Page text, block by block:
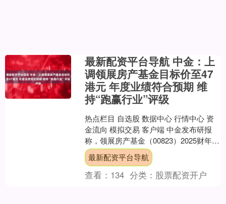
最新配资平台导航 中金：上
调领展房产基金目标价至47
港元 年度业绩符合预期 维
持“跑赢行业”评级
热点栏目 自选股 数据中心 行情中心 资
金流向 模拟交易 客户端 中金发布研报
称，领展房产基金（00823）2025财年业
绩符合预期，收入及净物业收入分别同
比增....
最新配资平台导航
查看： 134 分类： 股票配资开户